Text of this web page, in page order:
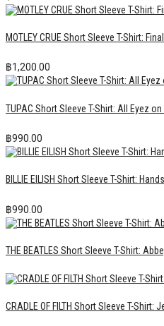
MOTLEY CRUE Short Sleeve T-Shirt:
฿1,200.00
TUPAC Short Sleeve T-Shirt: All Eyez on
฿990.00
BILLIE EILISH Short Sleeve T-Shirt:
฿990.00
THE BEATLES Short Sleeve T-Shirt:
CRADLE OF FILTH Short Sleeve T-Shirt: